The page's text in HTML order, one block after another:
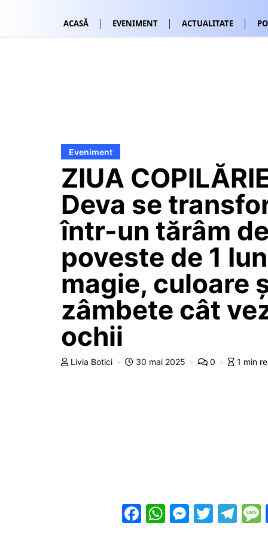
ACASĂ EVENIMENT ACTUALITATE
Eveniment
ZIUA
Deva se
într-un tărâm de
poveste de 1
magie, culoare
zâmbete cât
ochii
Livia Botici 30 mai 2025 0 1 min
F W M T T